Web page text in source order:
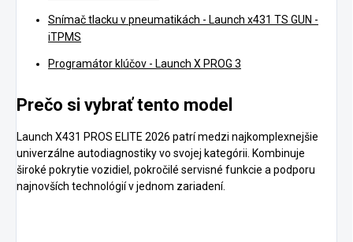
Snímač tlacku v pneumatikách - Launch x431 TS GUN -
iTPMS
Programátor klúčov - Launch X PROG 3
Prečo si vybrať tento model
Launch X431 PROS ELITE 2026 patrí medzi najkomplexnejšie
univerzálne autodiagnostiky vo svojej kategórii. Kombinuje
široké pokrytie vozidiel, pokročilé servisné funkcie a podporu
najnovších technológií v jednom zariadení.